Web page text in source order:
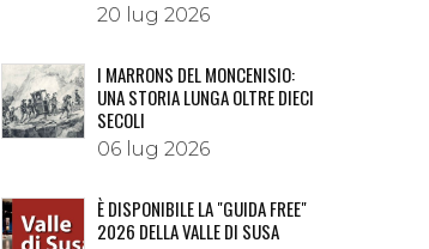
20 lug 2026
I MARRONS DEL MONCENISIO:
UNA STORIA LUNGA OLTRE DIECI
SECOLI
06 lug 2026
È DISPONIBILE LA "GUIDA FREE"
2026 DELLA VALLE DI SUSA